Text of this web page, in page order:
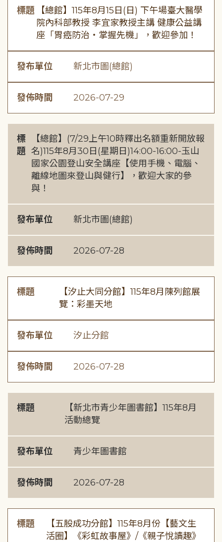
標題
【總館】115年8月15日(日) 下午場臺大醫學
院內科部教授 李宜家教授主講 健康公益講
座「胃癌防治・掌握先機」，歡迎參加！
發布單位 新北市圖(總館)
發佈時間 2026-07-29
標
題
【總館】(7/29上午10時釋出名額重新開放報
名)115年8月30日(星期日)14:00-16:00-玉山
國家公園登山安全講座【使用手機、電腦、
離線地圖來登山與健行】，歡迎大家的參
與！
發布單位 新北市圖(總館)
發佈時間 2026-07-28
標題
【汐止大同分館】115年8月陳列館展
覽：彩墨天地
發布單位 汐止分館
發佈時間 2026-07-28
標題
【新北市青少年圖書館】115年8月
活動總覽
發布單位 青少年圖書館
發佈時間 2026-07-28
標題
【五股成功分館】115年8月份【藝文生
活圈】《彩虹故事屋》/《親子悅讀趣》